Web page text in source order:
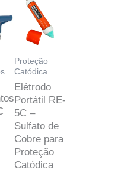
Proteção
Catódica
Elétrodo
Portátil RE-
5C –
Sulfato de
Cobre para
Proteção
Catódica